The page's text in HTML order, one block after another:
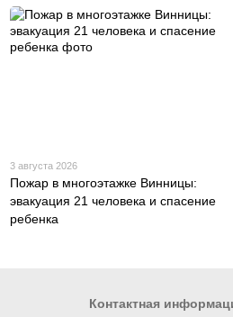
3 августа 2026
Пожар в многоэтажке Винницы:
эвакуация 21 человека и спасение
ребенка
Контактная